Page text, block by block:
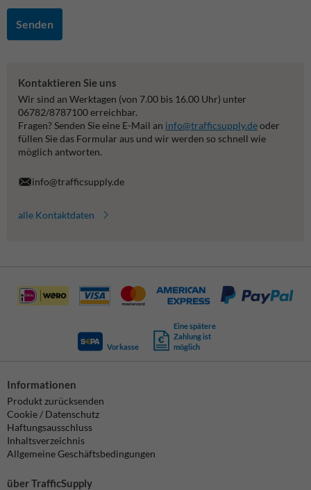
Senden
Kontaktieren Sie uns
Wir sind an Werktagen (von 7.00 bis 16.00 Uhr) unter
06782/8787100 erreichbar.
Fragen? Senden Sie eine E-Mail an info@trafficsupply.deoder
füllen Sie das Formular aus und wir werden so schnell wie
möglich antworten.
info@trafficsupply.de
alle Kontaktdaten
Vorkasse
Eine spätere
Zahlung ist
möglich
Informationen
Produkt zurücksenden
Cookie / Datenschutz
Haftungsausschluss
Inhaltsverzeichnis
Allgemeine Geschäftsbedingungen
über TrafficSupply